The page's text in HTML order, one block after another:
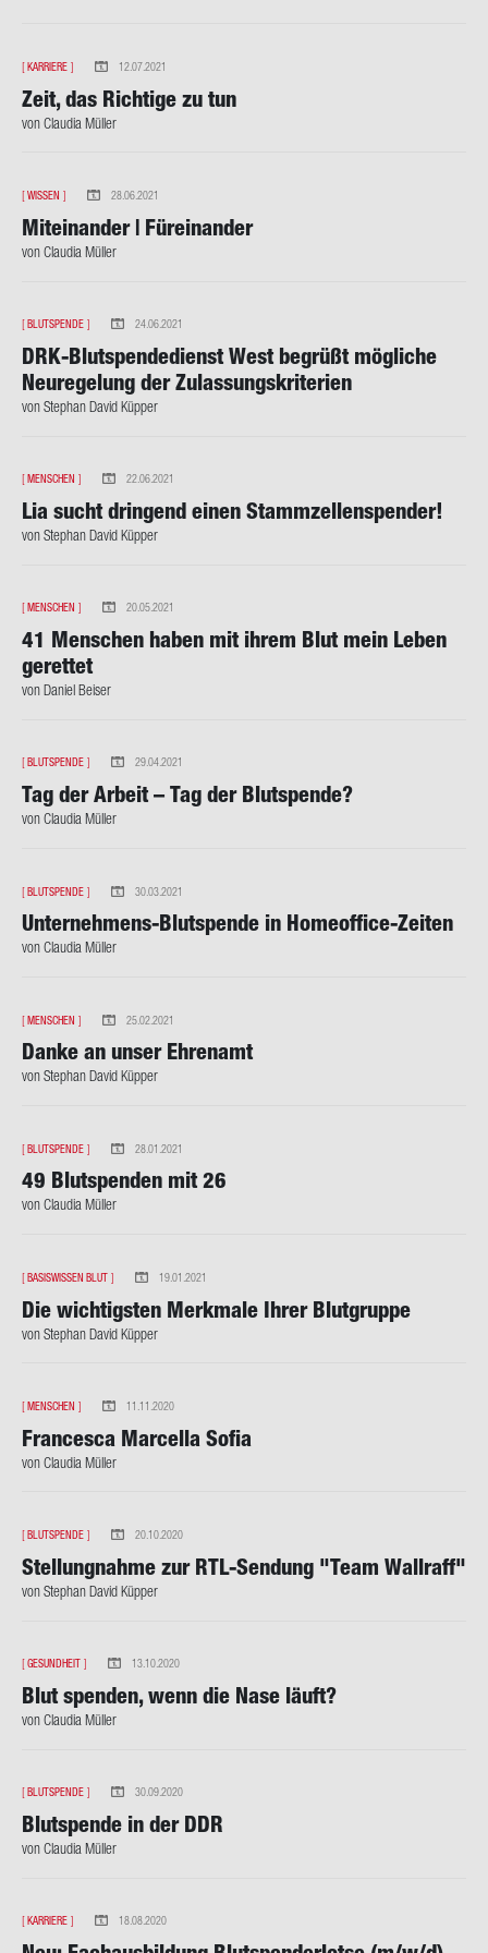
[ KARRIERE ] 12.07.2021
Zeit, das Rich­ti­ge zu tun
von Clau­dia Mül­ler
[ WISSEN ] 28.06.2021
Mit­ein­an­der | Für­ein­an­der
von Clau­dia Mül­ler
[ BLUTSPENDE ] 24.06.2021
DRK-​Blutspendedienst West be­grüßt mög­li­che
Neu­re­ge­lung der Zu­las­sungs­kri­te­ri­en
von Ste­phan David Küp­per
[ MENSCHEN ] 22.06.2021
Lia sucht drin­gend einen Stamm­zel­len­spen­der!
von Ste­phan David Küp­per
[ MENSCHEN ] 20.05.2021
41 Men­schen haben mit ihrem Blut mein Leben
ge­ret­tet
von Da­ni­el Bei­ser
[ BLUTSPENDE ] 29.04.2021
Tag der Ar­beit – Tag der Blut­spen­de?
von Clau­dia Mül­ler
[ BLUTSPENDE ] 30.03.2021
Unternehmens-​Blutspende in Homeoffice-​Zeiten
von Clau­dia Mül­ler
[ MENSCHEN ] 25.02.2021
Danke an unser Eh­ren­amt
von Ste­phan David Küp­per
[ BLUTSPENDE ] 28.01.2021
49 Blut­spen­den mit 26
von Clau­dia Mül­ler
[ BASISWISSEN BLUT ] 19.01.2021
Die wich­tigs­ten Merk­ma­le Ihrer Blut­grup­pe
von Ste­phan David Küp­per
[ MENSCHEN ] 11.11.2020
Fran­ce­sca Mar­cel­la Sofia
von Clau­dia Mül­ler
[ BLUTSPENDE ] 20.10.2020
Stel­lung­nah­me zur RTL-​Sendung "Team Wall­raff"
von Ste­phan David Küp­per
[ GESUNDHEIT ] 13.10.2020
Blut spen­den, wenn die Nase läuft?
von Clau­dia Mül­ler
[ BLUTSPENDE ] 30.09.2020
Blut­spen­de in der DDR
von Clau­dia Mül­ler
[ KARRIERE ] 18.08.2020